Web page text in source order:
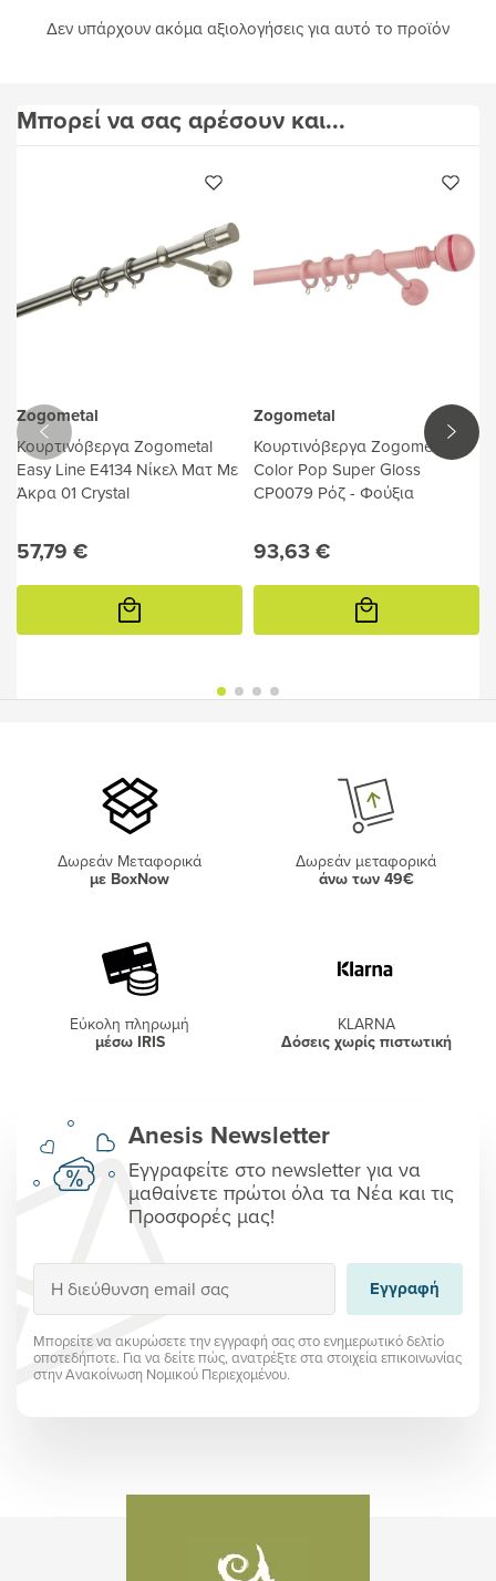
Δεν υπάρχουν ακόμα αξιολογήσεις για αυτό το προϊόν
Μπορεί να σας αρέσουν και...
Zogometal
Κουρτινόβεργα Zogometal
Easy Line E4134 Νίκελ Ματ Με
Άκρα 01 Crystal
57,79 €
Προσθήκη
καλάθι
Zogometal
Κουρτινόβεργα Zogometal
Color Pop Super Gloss
CP0079 Ρόζ - Φούξια
93,63 €
Προσθήκη
καλάθι
Δωρεάν Μεταφορικά
με BoxNow
Δωρεάν μεταφορικά
άνω των 49€
Εύκολη πληρωμή
μέσω IRIS
KLARNA
Δόσεις χωρίς πιστωτική
Anesis Newsletter
Εγγραφείτε στο newsletter για να
μαθαίνετε πρώτοι όλα τα Νέα και τις
Προσφορές μας!
Εγγραφή
Εγγραφή
Μπορείτε να ακυρώσετε την εγγραφή σας στο ενημερωτικό δελτίο
οποτεδήποτε. Για να δείτε πώς, ανατρέξτε στα στοιχεία επικοινωνίας
στην Ανακοίνωση Νομικού Περιεχομένου.